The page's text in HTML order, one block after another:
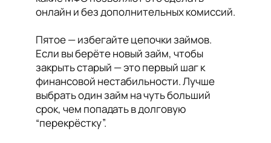
онлайн и без дополнительных комиссий.
Пятое — избегайте цепочки займов.
Если вы берёте новый займ, чтобы
закрыть старый — это первый шаг к
финансовой нестабильности. Лучше
выбрать один займ на чуть больший
срок, чем попадать в долговую
“перекрёстку”.